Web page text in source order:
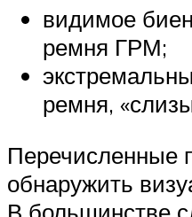
видимое
ремня ГРМ;
ремня,
Перечисленные
обнаружить